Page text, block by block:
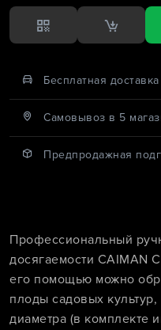
Бесплатная
Cамовывоз в 5
Предпродажная
Профессиональный
досягаемости CAIMAN
его помощью можно
плоды садовых
диаметра (в комплекте